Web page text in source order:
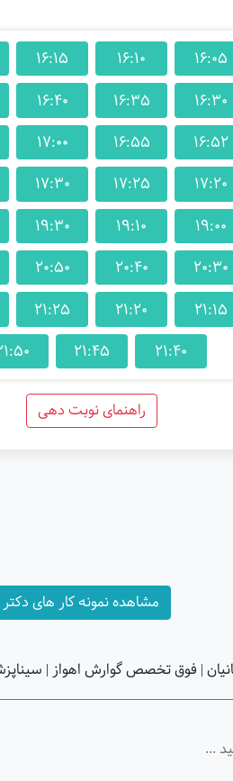
16:05
16:10
16:15
16:30
16:35
16:40
16:52
16:55
17:00
17:20
17:25
17:30
19:00
19:10
19:30
20:30
20:40
20:50
21:15
21:20
21:25
21:40
21:45
راهنمای نوبت دهی
مشاهده نمونه کار های
| فوق تخصص گوارش اهواز |